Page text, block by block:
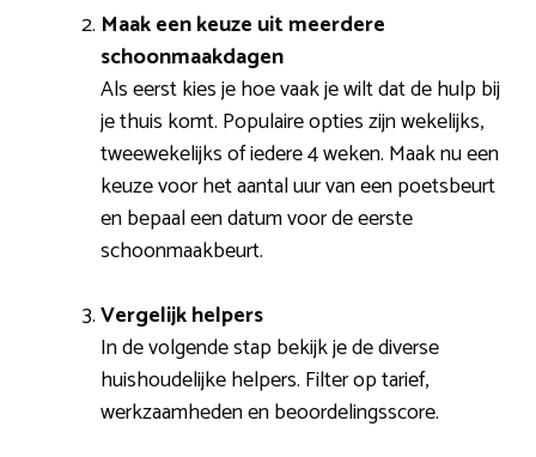
Maak een keuze uit meerdere
schoonmaakdagen
Als eerst kies je hoe vaak je wilt dat de hulp bij
je thuis komt. Populaire opties zijn wekelijks,
tweewekelijks of iedere 4 weken. Maak nu een
keuze voor het aantal uur van een poetsbeurt
en bepaal een datum voor de eerste
schoonmaakbeurt.
Vergelijk helpers
In de volgende stap bekijk je de diverse
huishoudelijke helpers. Filter op tarief,
werkzaamheden en beoordelingsscore.